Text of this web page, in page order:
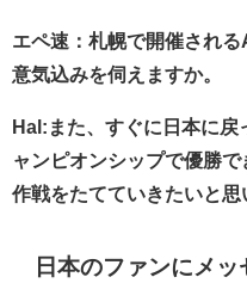
エペ速：札幌で開催され
意気込みを伺えますか。
Hal:また、すぐに日本に
ャンピオンシップで優勝
作戦をたてていきたいと思
日本のファンにメッ